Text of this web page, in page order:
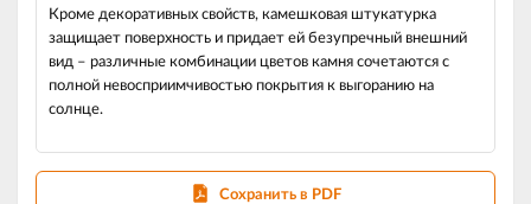
Кроме декоративных свойств, камешковая штукатурка
защищает поверхность и придает ей безупречный внешний
вид – различные комбинации цветов камня сочетаются с
полной невосприимчивостью покрытия к выгоранию на
солнце.
Сохранить в PDF